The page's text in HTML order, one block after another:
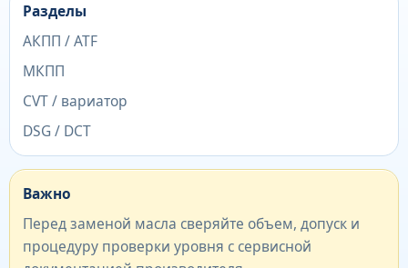
Разделы
АКПП / ATF
МКПП
CVT / вариатор
DSG / DCT
Важно
Перед заменой масла сверяйте объем, допуск и
процедуру проверки уровня с сервисной